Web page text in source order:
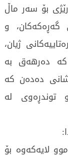
بۆ سەر ماڵ
گەڕەکەکان، و
ژیان،
دەرهەق بە
دەدەن کە
لە
لایەکەوە بۆ